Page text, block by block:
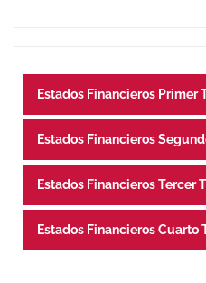
Estados Financieros Primer
Estados Financieros
Estados Financieros Tercer
Estados Financieros Cuarto